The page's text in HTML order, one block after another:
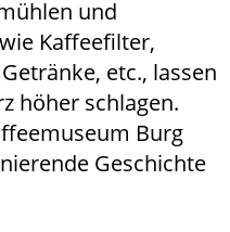
und
Kaffeefilter,
etc., lassen
höher schlagen.
Burg
Geschichte